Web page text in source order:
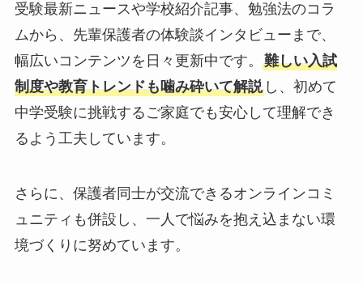
受験最新ニュースや学校紹介記事、勉強法のコラ
ムから、先輩保護者の体験談インタビューまで、
幅広いコンテンツを日々更新中です。 難しい入試
制度や教育トレンドも噛み砕いて解説し、初めて
中学受験に挑戦するご家庭でも安心して理解でき
るよう工夫しています。
さらに、保護者同士が交流できるオンラインコミ
ュニティも併設し、一人で悩みを抱え込まない環
境づくりに努めています。